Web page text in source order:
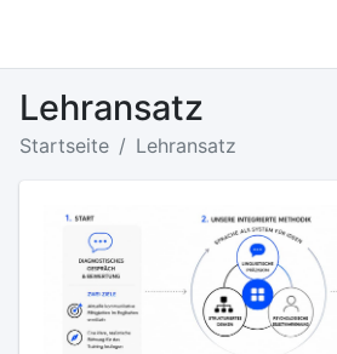
Lehransatz
Startseite Lehransatz